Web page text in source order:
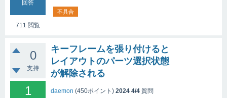
回答
711 閲覧
不具合
0
支持
1
キーフレームを張り付けると
レイアウトのパーツ選択状態
が解除される
daemon (450ポイント) 2024 4/4 質問